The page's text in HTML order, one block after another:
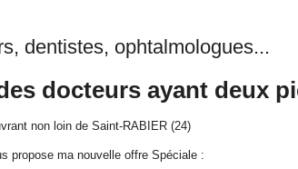
dentistes, ophtalmologues...
docteurs ayant deux
non loin de Saint-RABIER (24)
propose ma nouvelle offre Spéciale :